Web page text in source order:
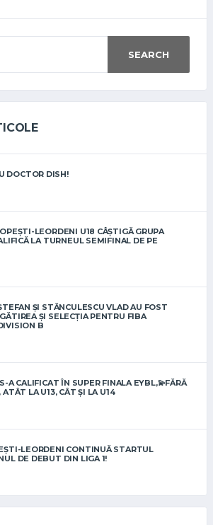
SEARCH
DOCTOR DISH!
LEORDENI U18 CÂȘTIGĂ GRUPA
LA TURNEUL SEMIFINAL DE PE
ȘI STĂNCULESCU VLAD AU FOST
ȘI SELECȚIA PENTRU FIBA
B
A CALIFICAT ÎN SUPER FINALA EYBL,💫FĂRĂ
ATÂT LA U13, CÂT ȘI LA U14
LEORDENI CONTINUĂ STARTUL
DE DEBUT DIN LIGA 1!